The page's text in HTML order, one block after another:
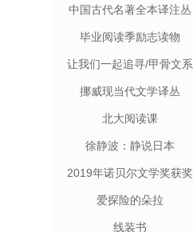
中国古代名著全本译注丛
书
毕业阅读季励志读物
让我们一起追寻/甲骨文系
列丛书
挪威现当代文学译丛
北大阅读课
徐静波：静说日本
2019年诺贝尔文学奖获奖
者作品
爱探险的朵拉
线装书